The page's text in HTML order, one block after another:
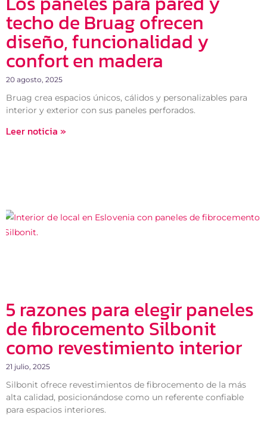
techo de Bruag ofrecen
diseño, funcionalidad y
confort en madera
20 agosto, 2025
Bruag crea espacios únicos, cálidos y personalizables para
interior y exterior con sus paneles perforados.
Leer noticia »
5 razones para elegir paneles
de fibrocemento Silbonit
como revestimiento interior
21 julio, 2025
Silbonit ofrece revestimientos de fibrocemento de la más
alta calidad, posicionándose como un referente confiable
para espacios interiores.